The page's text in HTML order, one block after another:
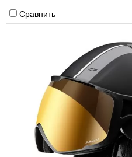
Сравнить